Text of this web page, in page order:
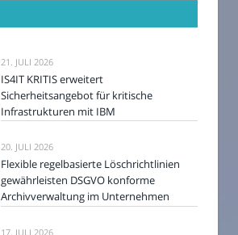
21. JULI 2026
IS4IT KRITIS erweitert
Sicherheitsangebot für kritische
Infrastrukturen mit IBM
20. JULI 2026
Flexible regelbasierte Löschrichtlinien
gewährleisten DSGVO konforme
Archivverwaltung im Unternehmen
17. JULI 2026